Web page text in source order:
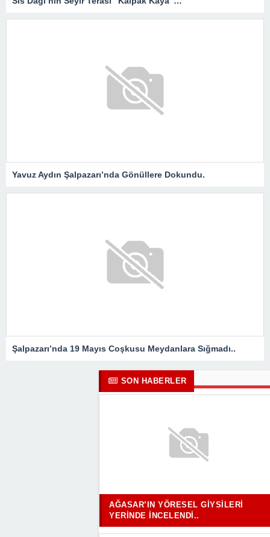
Yavuz Aydın Şalpazarı’nda Gönüllere Dokundu.
Şalpazarı’nda 19 Mayıs Coşkusu Meydanlara Sığmadı..
SON HABERLER
AĞASAR’IN YÖRESEL GIYSILERI
YERINDE İNCELENDI..